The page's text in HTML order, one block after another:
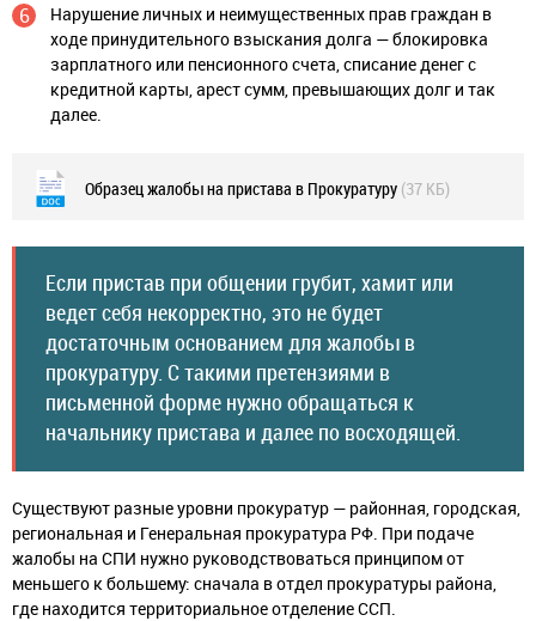
Нарушение личных и неимущественных прав граждан в
ходе принудительного взыскания долга — блокировка
зарплатного или пенсионного счета, списание денег с
кредитной карты, арест сумм, превышающих долг и так
далее.
Образец жалобы на пристава в Прокуратуру (37 КБ)
Если пристав при общении грубит, хамит или
ведет себя некорректно, это не будет
достаточным основанием для жалобы в
прокуратуру. С такими претензиями в
письменной форме нужно обращаться к
начальнику пристава и далее по восходящей.
Существуют разные уровни прокуратур — районная, городская,
региональная и Генеральная прокуратура РФ. При подаче
жалобы на СПИ нужно руководствоваться принципом от
меньшего к большему: сначала в отдел прокуратуры района,
где находится территориальное отделение ССП.